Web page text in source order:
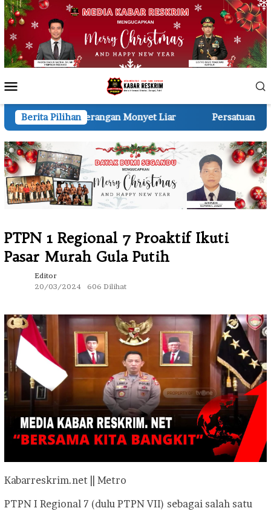
Loncat
ke
konten
Mobile
Berita Pilihan
Monyet Liar Persatuan Wartawan Indonesia
PTPN 1 Regional 7 Proaktif Ikuti
Pasar Murah Gula Putih
Editor
20/03/2024
606 Dilihat
Kabarreskrim.net || Metro
PTPN I Regional 7 (dulu PTPN VII) sebagai salah satu